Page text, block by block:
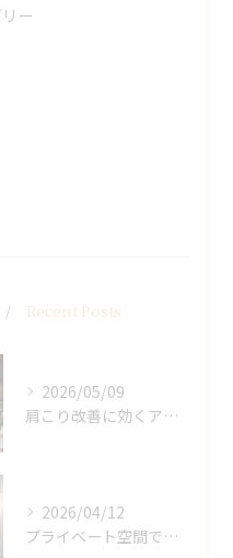
ー
Recent Posts
2026/05/09
肩こり改善に効くアロマリンパの手技と効果
2026/04/12
プライベート空間で極上アロマリンパケアの効果